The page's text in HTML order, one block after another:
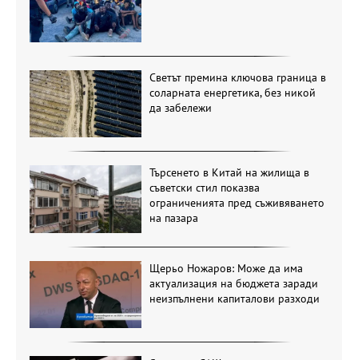
Светът премина ключова граница в
соларната енергетика, без никой
да забележи
Търсенето в Китай на жилища в
съветски стил показва
ограниченията пред съживяването
на пазара
Щерьо Ножаров: Може да има
актуализация на бюджета заради
неизпълнени капиталови разходи